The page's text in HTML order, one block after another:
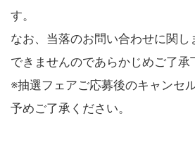
す。
なお、当落のお問い合わせに関し
できませんのであらかじめご了承
※抽選フェアご応募後のキャンセ
予めご了承ください。